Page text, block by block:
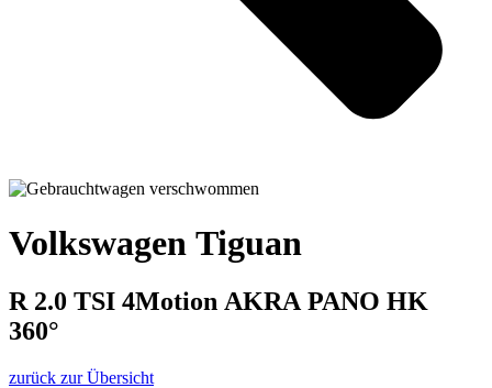
Volkswagen Tiguan
R 2.0 TSI 4Motion AKRA PANO HK
360°
zurück zur Übersicht